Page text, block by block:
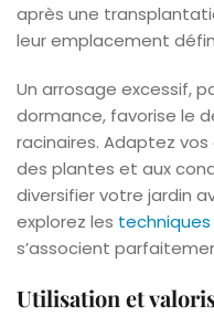
après une
leur emplacement
Un arrosage excessif,
dormance, favorise le
racinaires. Adaptez
des plantes et aux
diversifier votre jardin
explorez les techniques
s’associent
Utilisation et